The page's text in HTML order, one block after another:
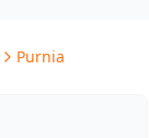
Purnia